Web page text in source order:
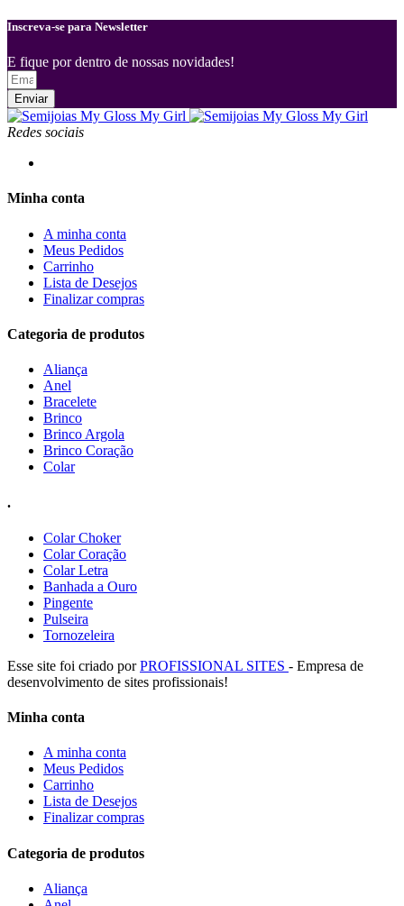
Inscreva-se para Newsletter
E fique por dentro de nossas novidades!
Enviar
Redes sociais
Minha conta
A minha conta
Meus Pedidos
Carrinho
Lista de Desejos
Finalizar compras
Categoria de produtos
Aliança
Anel
Bracelete
Brinco
Brinco Argola
Brinco Coração
Colar
.
Colar Choker
Colar Coração
Colar Letra
Banhada a Ouro
Pingente
Pulseira
Tornozeleira
Esse site foi criado porPROFISSIONAL SITES - Empresa de
desenvolvimento de sites profissionais!
Minha conta
A minha conta
Meus Pedidos
Carrinho
Lista de Desejos
Finalizar compras
Categoria de produtos
Aliança